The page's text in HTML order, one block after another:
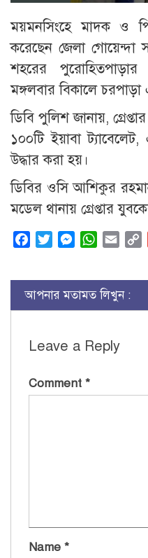
ময়মনসিংহে মাদক ও
করেছেন জেলা গোয়েন্দা
শহরের পুরোহিতপাড়ার
মঙ্গলবার বিকালে চরপাড়া
ডিবি পুলিশ জানায়,
১০০টি ইয়াবা
উদ্ধার করা হয়।
ডিবির ওসি আশিকুর
মডেল থানায় গ্রেপ্তার
FacebookTwitterMessenger
WhatsApp
Email
আপনার মতামত লিখুন :
Leave a Reply
Comment *
Name *